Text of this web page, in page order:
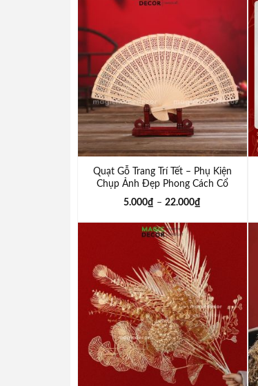
Quạt Gỗ Trang Trí Tết – Phụ Kiện
Chụp Ảnh Đẹp Phong Cách Cổ
Trang
5.000₫ –22.000₫
wishlist